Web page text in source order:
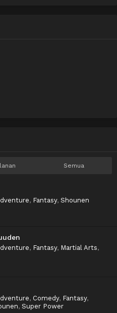
Semua
, Fantasy, Shounen
, Fantasy, Martial Arts,
, Comedy, Fantasy,
, Super Power